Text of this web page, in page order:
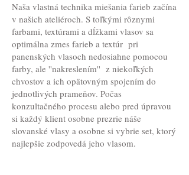
Naša vlastná technika miešania farieb začína
v našich ateliéroch. S toľkými rôznymi
farbami, textúrami a dĺžkami vlasov sa
optimálna zmes farieb a textúr pri
panenských vlasoch nedosiahne pomocou
farby, ale ''nakreslením'' z niekoľkých
chvostov a ich opätovným spojením do
jednotlivých prameňov. Počas
konzultačného procesu alebo pred úpravou
si každý klient osobne prezrie náše
slovanské vlasy a osobne si vybrie set, ktorý
najlepšie zodpovedá jeho vlasom.